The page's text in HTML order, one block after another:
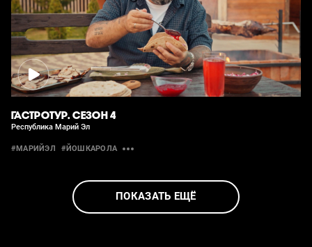
ГАСТРОТУР. СЕЗОН 4
Республика Марий Эл
#МАРИЙЭЛ #ЙОШКАРОЛА
ПОКАЗАТЬ ЕЩЁ